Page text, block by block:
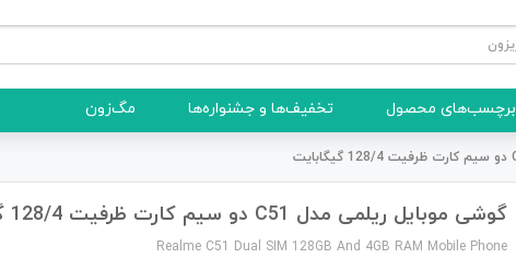
برچسب‌های محصول تخفیف‌ها و جشنواره‌ها مگ‌زون
گوشی موبایل ریلمی مدل C51 دو سیم کارت ظرفیت 128/4 گیگابایت
Realme C51 Dual SIM 128GB And 4GB RAM Mobile Phone